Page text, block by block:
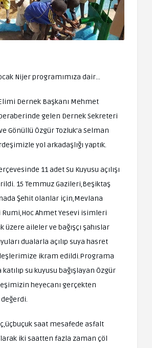
Nijer programımıza dair…
Dernek Başkanı Mehmet
gelen Dernek Sekreteri
Gönüllü Özgür Tozluk’a Selman
yol arkadaşlığı yaptık.
11 adet Su Kuyusu açılışı
15 Temmuz Gazileri,Beşiktaş
Şehit olanlar için,Mevlana
Ahmet Yesevi isimleri
üzere aileler ve bağışçı şahıslar
dualarla açılıp suya hasret
ikram edildi.Programa
su kuyusu bağışlayan Özgür
heyecanı gerçekten
saat mesafede asfalt
iki saatten fazla zaman çöl